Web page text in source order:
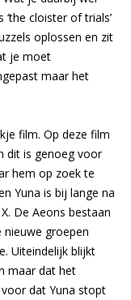
cloister of trials’
oplossen en zit
je moet
maar het
film. Op deze film
dit is genoeg voor
hem op zoek te
Yuna is bij lange na
De Aeons bestaan
groepen
Uiteindelijk blijkt
maar dat het
dat Yuna stopt